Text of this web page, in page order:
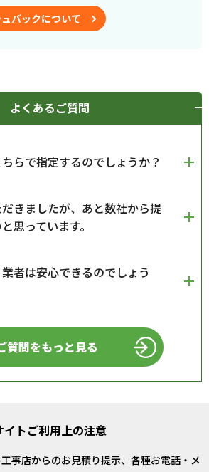
バックについて
よくあるご質問
らで指定するのでしょうか？
きましたが、あと数社から提
思っています。
者は安心できるのでしょう
質問をもっと見る
イトご利用上の注意
事店からのお見積り提示、各種お電話・メ